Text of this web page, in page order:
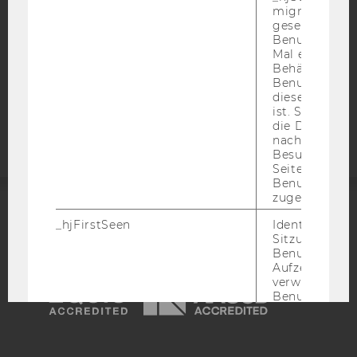
STUDIENBEWERBER*INNEN UND STUDIERENDE
Barrierefreiheitserklärung
ACCREDITED BY:
migrieren.
gesetzt,
Benutzer
Mal eine
Behält die
Benutzer-ID
diese Seite
ist. Stellt
die Daten von
Besuchen
Seite
Benutzer-ID
zugeordnet
_hjFirstSeen
Identifiziert
Sitzung eines
Benutzers.
verwendet,